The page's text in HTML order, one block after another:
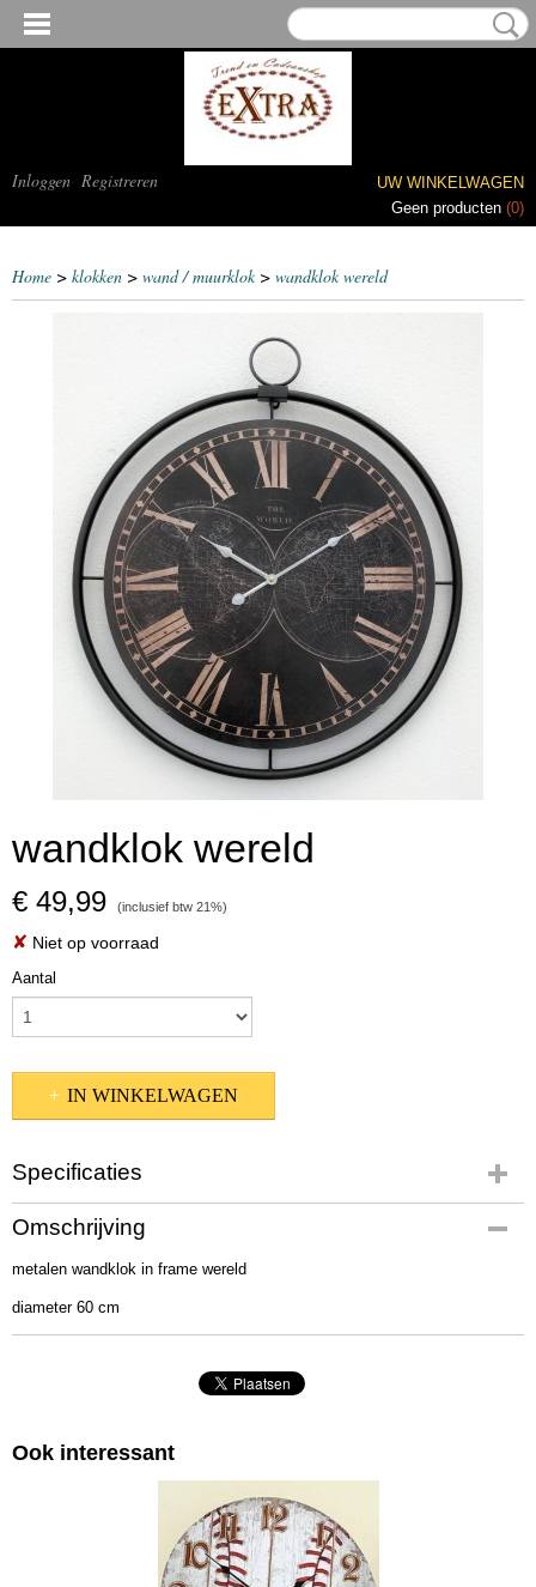
Inloggen Registreren
UW WINKELWAGEN
Geen producten (0)
Home > klokken > wand / muurklok> wandklok wereld
wandklok wereld
€ 49,99 (inclusief btw 21%)
✘ Niet op voorraad
Aantal
IN WINKELWAGEN
Specificaties
Productcode
1061
Afmetingen (l,b,h)
Omschrijving
metalen wandklok in frame wereld
diameter 60 cm
Ook interessant